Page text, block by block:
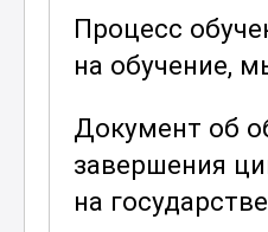
Курс
знания и
участникам
чтобы
что делает её
Процесс
на обучение,
Документ об
завершения
на